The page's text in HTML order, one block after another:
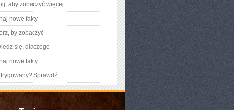
aby zobaczyć więcej
nowe fakty
by zobaczyć
się, dlaczego
nowe fakty
Sprawdź